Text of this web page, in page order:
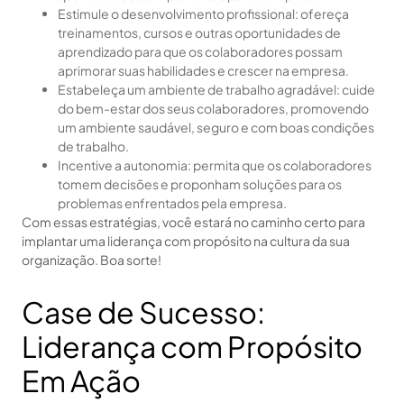
Estimule o desenvolvimento profissional: ofereça
treinamentos, cursos e outras oportunidades de
aprendizado para que os colaboradores possam
aprimorar suas habilidades e crescer na empresa.
Estabeleça um ambiente de trabalho agradável: cuide
do bem-estar dos seus colaboradores, promovendo
um ambiente saudável, seguro e com boas condições
de trabalho.
Incentive a autonomia: permita que os colaboradores
tomem decisões e proponham soluções para os
problemas enfrentados pela empresa.
Com essas estratégias, você estará no caminho certo para
implantar uma liderança com propósito na cultura da sua
organização. Boa sorte!
Case de Sucesso:
Liderança com Propósito
Em Ação